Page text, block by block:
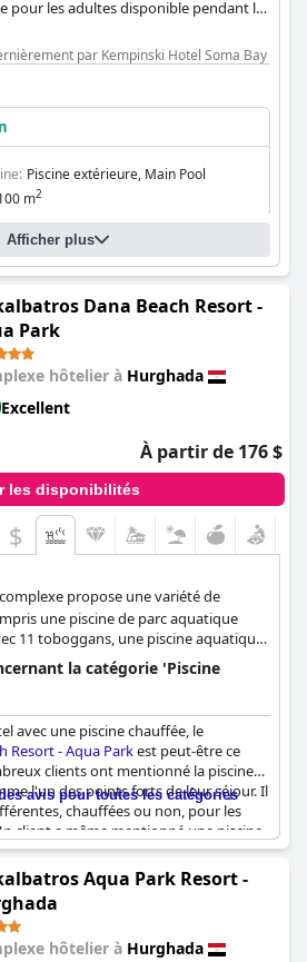
pour les adultes disponible pendant les
propose également une rivière
par Kempinski Hotel Soma Bay
Piscine extérieure, Main Pool
m2
Afficher plus
Dana Beach Resort -
Park
hôtelier à Hurghada
Excellent
À partir de 176 $
les disponibilités
$
propose une variété de
une piscine de parc aquatique
11 toboggans, une piscine aquatique
et trois piscines intégrées pour
en hiver. Ils disposent également
pour enfants.
la catégorie 'Piscine
avec une piscine chauffée, le
Resort - Aqua Parkest peut-être ce
clients ont mentionné la piscine
l'un des points forts de leur séjour. Il
chauffées ou non, pour les
client a même mentionné une piscine
avec de nombreux jeux et toboggans.
expérience moins chaleureuse avec
beaucoup d'autres ont décrit les
véritablement chauffées. Dans
l'hôtel offre de nombreuses options
dans des eaux plus chaudes.
avis pour toutes les catégories
Aqua Park Resort -
hôtelier à Hurghada